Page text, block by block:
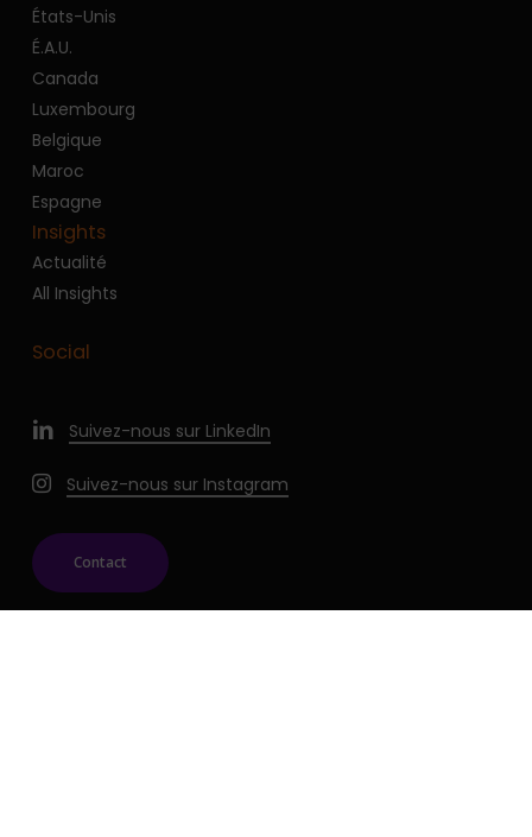
États-Unis
É.A.U.
Canada
Luxembourg
Belgique
Maroc
Espagne
Insights
Actualité
All Insights
Social
Suivez-nous sur LinkedIn
Suivez-nous sur Instagram
Contact